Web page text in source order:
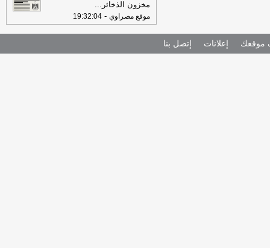
مخزون الذخائر ...
موقع مصراوي -
19:32:04
موقعك إعلانات إتصل بنا